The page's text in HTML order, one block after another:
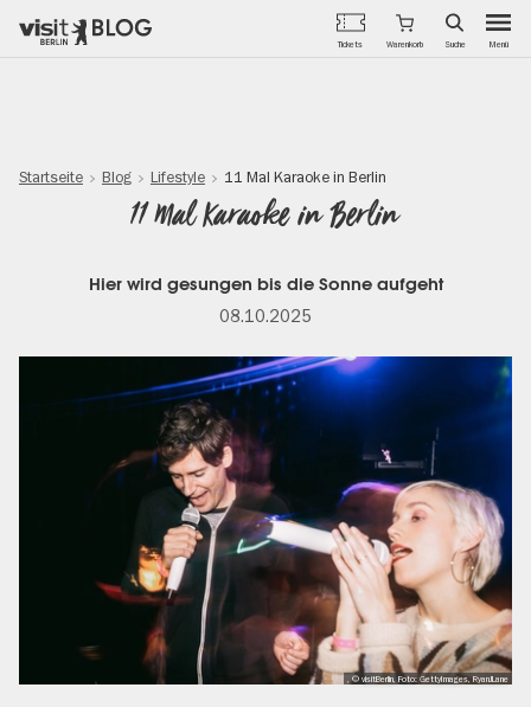
Menü
Tickets Warenkorb Suche
Startseite Blog Lifestyle 11 Mal Karaoke in Berlin
11 Mal Karaoke in Berlin
Hier wird gesungen bis die Sonne aufgeht
08.10.2025
, © visitBerlin, Foto: GettyImages, RyanJLane